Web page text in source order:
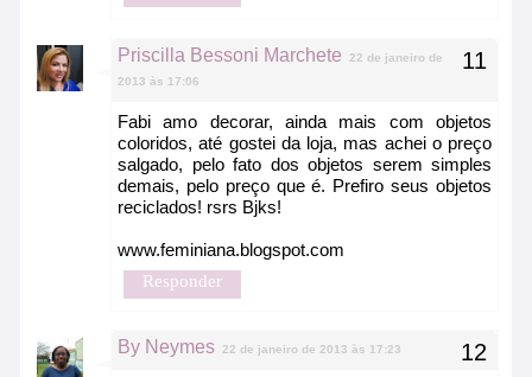
Priscilla Bessoni Marchete
22 de janeiro de
2013 às 17:06
Fabi amo decorar, ainda mais com objetos
coloridos, até gostei da loja, mas achei o preço
salgado, pelo fato dos objetos serem simples
demais, pelo preço que é. Prefiro seus objetos
reciclados! rsrs Bjks!
www.feminiana.blogspot.com
Responder
By Neymes 22 de janeiro de 2013 às 17:23